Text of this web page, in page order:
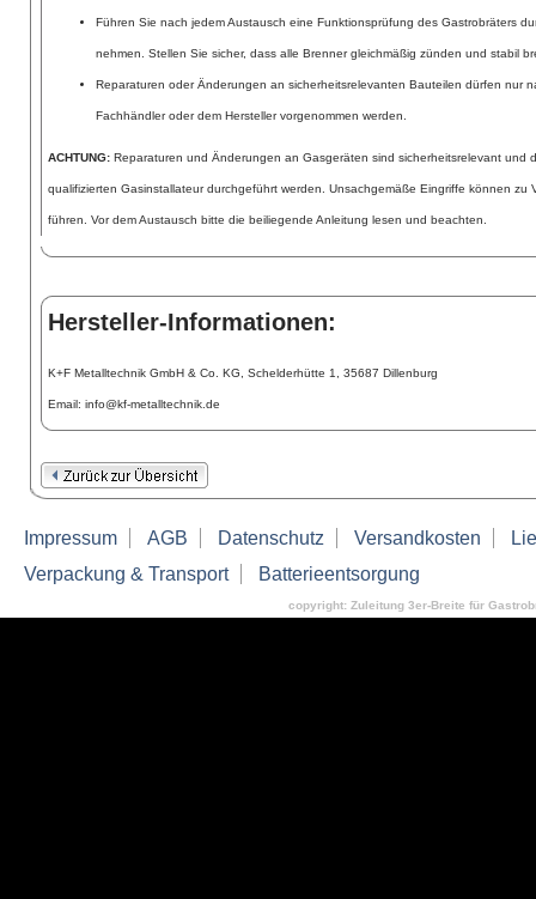
Führen Sie nach jedem Austausch eine Funktionsprüfung des Gastrobräters
nehmen. Stellen Sie sicher, dass alle Brenner gleichmäßig zünden und stabil
Reparaturen oder Änderungen an sicherheitsrelevanten Bauteilen dürfen nur
Fachhändler oder dem Hersteller vorgenommen werden.
ACHTUNG: Reparaturen und Änderungen an Gasgeräten sind sicherheitsrelevant und
qualifizierten Gasinstallateur durchgeführt werden. Unsachgemäße Eingriffe können zu
führen. Vor dem Austausch bitte die beiliegende Anleitung lesen und beachten.
Hersteller-Informationen:
K+F Metalltechnik GmbH & Co. KG, Schelderhütte 1, 35687 Dillenburg
Email: info@kf-metalltechnik.de
Impressum AGB Datenschutz Versandkosten
Verpackung & Transport
Batterieentsorgung
copyright: Zuleitung 3er-Breite für